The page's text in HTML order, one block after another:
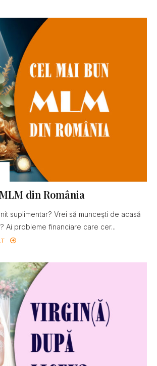
din România
suplimentar? Vrei să munceşti de acasă
Ai probleme financiare care cer...